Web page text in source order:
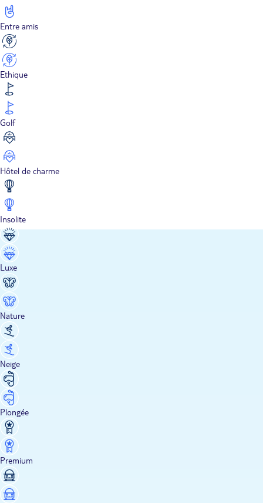
Entre amis
Ethique
Golf
Hôtel de charme
Insolite
Luxe
Nature
Neige
Plongée
Premium